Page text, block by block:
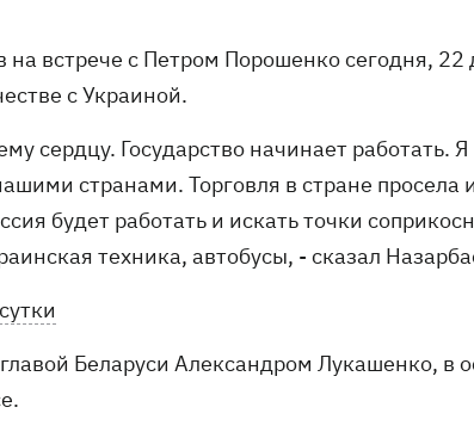
встрече с Петром Порошенко сегодня, 22
с Украиной.
сердцу. Государство начинает работать.
странами. Торговля в стране просела
будет работать и искать точки
техника, автобусы, - сказал
Беларуси Александром Лукашенко, в